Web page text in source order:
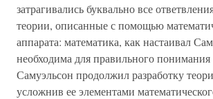
затрагивались буквально все
теории, описанные с помощью
аппарата: математика, как настаивал
необходима для правильного
Самуэльсон продолжил разработку
усложнив ее элементами